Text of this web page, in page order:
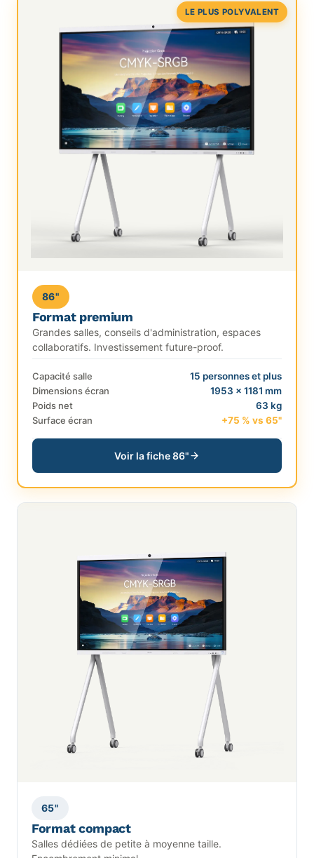
65"
Format compact
Salles dédiées de petite à moyenne taille.
LE PLUS POLYVALENT
86"
Format premium
Grandes salles, conseils d'administration, espaces
collaboratifs. Investissement future-proof.
Capacité salle
15 personnes et plus
Dimensions écran
1953 × 1181 mm
Poids net
63 kg
Surface écran
+75 % vs 65"
Voir la fiche 86"